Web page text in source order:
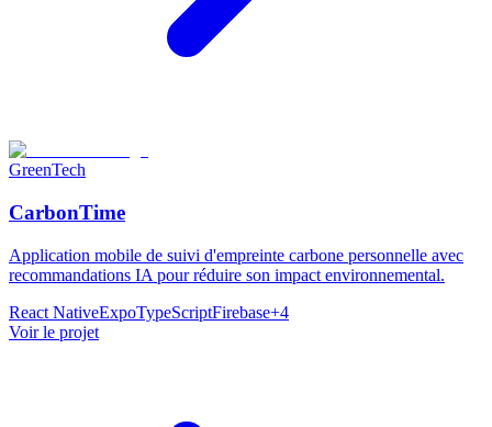
GreenTech
CarbonTime
Application mobile de suivi d'empreinte carbone personnelle avec
recommandations IA pour réduire son impact environnemental.
React NativeExpoTypeScriptFirebase+4
Voir le projet